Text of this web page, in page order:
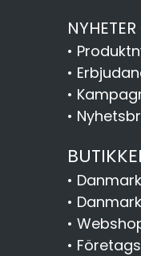
•
•
•
•
•
•
•
•